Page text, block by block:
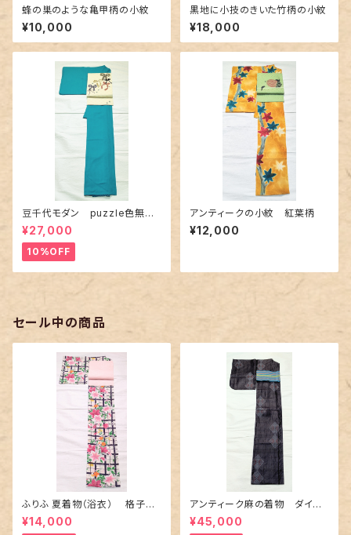
蜂の巣のような亀甲柄の小紋
¥10,000
黒地に小技のきいた竹柄の小紋
¥18,000
豆千代モダン puzzle色無地
ターコイズ
¥27,000
10%OFF
アンティークの小紋 紅葉柄
¥12,000
セール中の商品
ふりふ 夏着物（浴衣） 格子に
百合や秋草花
¥14,000
アンティーク麻の着物 ダイヤ
に市松柄の上布
¥45,000